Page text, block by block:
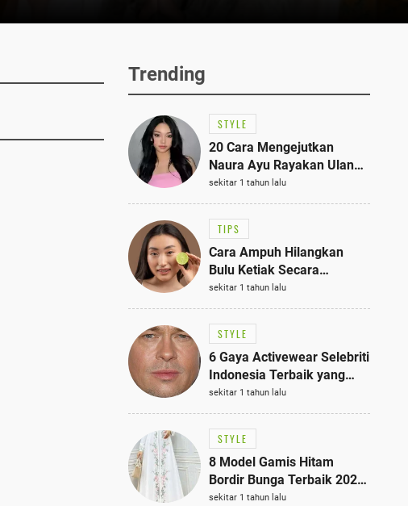
Trending
STYLE
20 Cara Mengejutkan
Naura Ayu Rayakan Ulang
Tahun di Panti Asuhan,
Terlihat Anggun dengan
Kaftan Cokelat
sekitar 1 tahun lalu
TIPS
Cara Ampuh Hilangkan
Bulu Ketiak Secara
Permanen dalam 5
Langkah Sederhana
sekitar 1 tahun lalu
STYLE
6 Gaya Activewear Selebriti
Indonesia Terbaik yang
Bisa Jadi Inspirasi
Fashionmu
sekitar 1 tahun lalu
STYLE
8 Model Gamis Hitam
Bordir Bunga Terbaik 2025,
Stylish untuk Hangout
sekitar 1 tahun lalu